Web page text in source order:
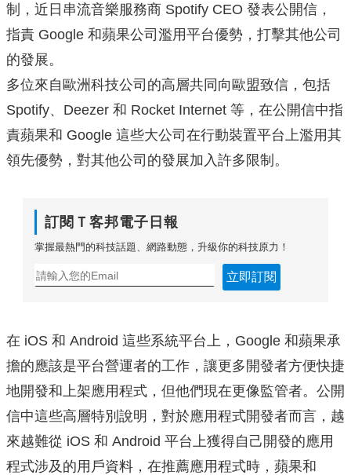
制，近日串流音樂服務商 Spotify CEO 發表公開信，
指責 Google 和蘋果公司濫用平台優勢， 打擊其他公司
的發展。
多位來自歐洲科技公司的高層共同向歐盟致信，包括
Spotify、Deezer 和 Rocket Internet 等，在公開信中指
責蘋果和 Google 這些大公司在行動裝置平台上濫用其
領先優勢，對其他公司的發展加入 許多限制。
訂閱Ｔ客邦電子日報
掌握最熱門的科技話題、網路動態，升級你的科技原力！
立即訂閱
在 iOS 和 Android 這些系統平台上，Google 和蘋果承
擔的應該是平台營運者的工作，讓更多開發者方便快捷
地開發和上架應用程式，但他們現在更像監管者。 公開
信中這些高層特別說明，對於應用程式開發者而言，越
來越難從 iOS 和 Android 平台上獲得自己開發的應用
程式涉及的用戶資料，在推薦應用程式時，蘋果和